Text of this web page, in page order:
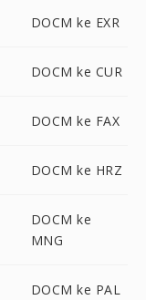
DOCM ke EXR
DOCM ke CUR
DOCM ke FAX
DOCM ke HRZ
DOCM ke
MNG
DOCM ke PAL